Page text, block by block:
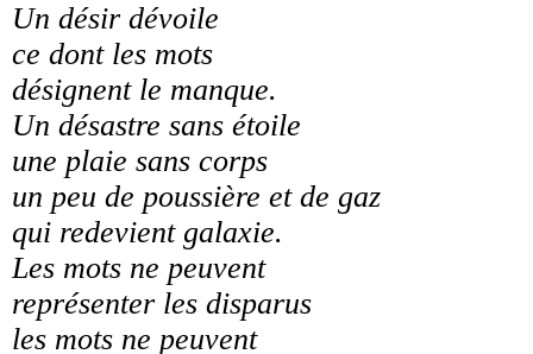
Un désir dévoile
ce dont les mots
désignent le manque.
Un désastre sans étoile
une plaie sans corps
un peu de poussière et de gaz
qui redevient galaxie.
Les mots ne peuvent
représenter les disparus
les mots ne peuvent